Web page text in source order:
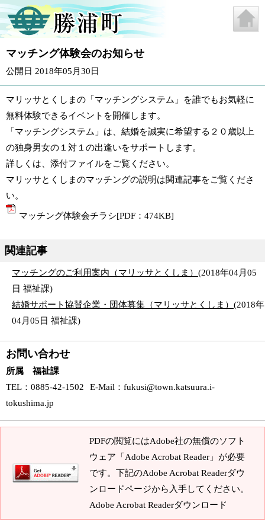
マッチング体験会のお知らせ
公開日 2018年05月30日
マリッサとくしまの「マッチングシステム」を誰でもお気軽に
無料体験できるイベントを開催します。
「マッチングシステム」は、結婚を誠実に希望する２０歳以上
の独身男女の１対１の出逢いをサポートします。
詳しくは、添付ファイルをご覧ください。
マリッサとくしまのマッチングの説明は関連記事をご覧くださ
い。
マッチング体験会チラシ[PDF：474KB]
関連記事
マッチングのご利用案内（マリッサとくしま） (2018年04月05
日 福祉課)
結婚サポート協賛企業・団体募集（マリッサとくしま） (2018年
04月05日 福祉課)
お問い合わせ
所属 福祉課
TEL ：0885-42-1502 E-Mail ： fukusi@town.katsuura.i-
tokushima.jp
PDFの閲覧にはAdobe社の無償のソフト
ウェア「Adobe Acrobat Reader」が必要
です。下記のAdobe Acrobat Readerダウ
ンロードページから入手してください。
Adobe Acrobat Readerダウンロード